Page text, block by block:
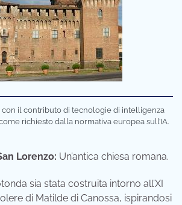
con il contributo di tecnologie di intelligenza
richiesto dalla normativa europea sull’IA.
Lorenzo: Un’antica chiesa romana.
sia stata costruita intorno all’XI
di Matilde di Canossa, ispirandosi